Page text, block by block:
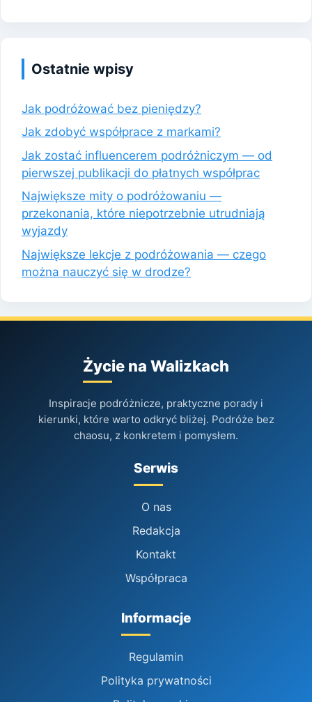
Ostatnie wpisy
Jak podróżować bez pieniędzy?
Jak zdobyć współprace z markami?
Jak zostać influencerem podróżniczym — od
pierwszej publikacji do płatnych współprac
Największe mity o podróżowaniu —
przekonania, które niepotrzebnie utrudniają
wyjazdy
Największe lekcje z podróżowania — czego
można nauczyć się w drodze?
Życie na Walizkach
Inspiracje podróżnicze, praktyczne porady i
kierunki, które warto odkryć bliżej. Podróże bez
chaosu, z konkretem i pomysłem.
Serwis
O nas
Redakcja
Kontakt
Współpraca
Informacje
Regulamin
Polityka prywatności